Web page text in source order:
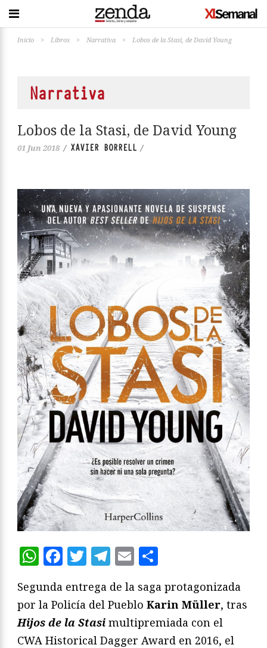
Inicio > Libros > Narrativa > Lobos de la Stasi, de David Young
Narrativa
Lobos de la Stasi, de David Young
01 Jun 2018 / XAVIER BORRELL /
WhatsApp
Facebook
Twitter
Telegram
Email
Segunda entrega de la saga protagonizada
por la Policía del Pueblo Karin Müller, tras
Hijos de la Stasi multipremiada con el
CWA Historical Dagger Award en 2016, el